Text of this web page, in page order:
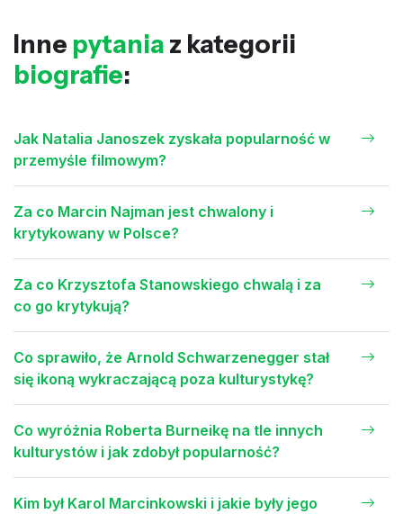
Inne pytania z kategorii
biografie:
Jak Natalia Janoszek zyskała popularność w
przemyśle filmowym?
Za co Marcin Najman jest chwalony i
krytykowany w Polsce?
Za co Krzysztofa Stanowskiego chwalą i za
co go krytykują?
Co sprawiło, że Arnold Schwarzenegger stał
się ikoną wykraczającą poza kulturystykę?
Co wyróżnia Roberta Burneikę na tle innych
kulturystów i jak zdobył popularność?
Kim był Karol Marcinkowski i jakie były jego